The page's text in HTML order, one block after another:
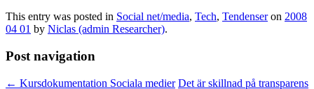
This entry was posted in Social net/media, Tech, Tendenseron 2008
04 01 by Niclas (admin Researcher).
Post navigation
← Kursdokumentation Sociala medier Det är skillnad på transparens